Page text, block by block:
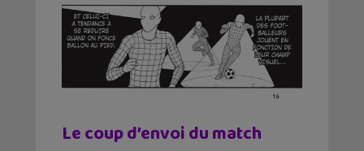
Le coup d’envoi du match